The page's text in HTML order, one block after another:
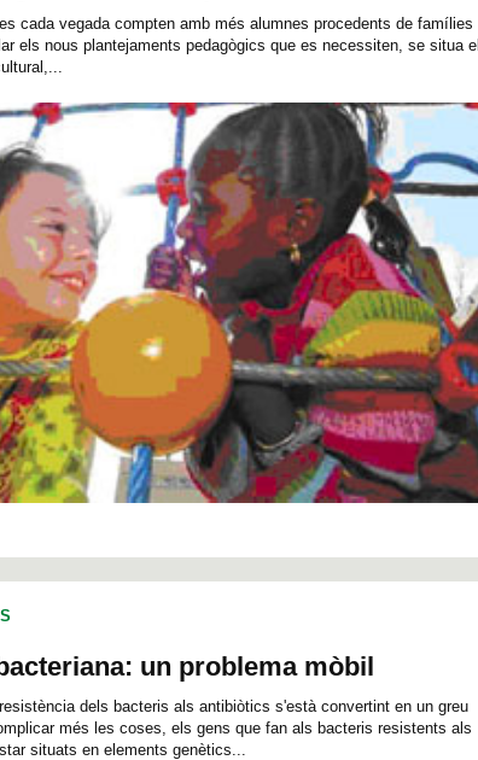
cada vegada compten amb més alumnes procedents de famílies
els nous plantejaments pedagògics que es necessiten, se situa el
un problema mòbil
dels bacteris als antibiòtics s'està convertint en un greu
més les coses, els gens que fan als bacteris resistents als
situats en elements genètics...